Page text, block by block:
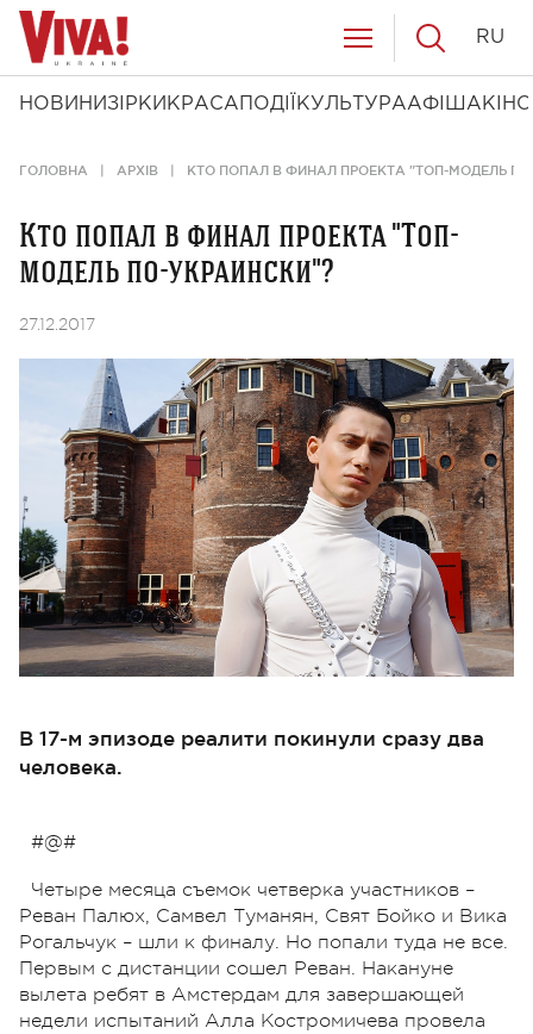
НОВИНИ ЗІРКИ КРАСА ПОДІЇ КУЛЬТУРААФІША КІНО
RU
ГОЛОВНА АРХІВ КТО ПОПАЛ В ФИНАЛ ПРОЕКТА "ТОП-МОДЕЛЬ
Кто попал в финал проекта "Топ-
модель по-украински"?
27.12.2017
В 17-м эпизоде реалити покинули сразу два
человека.
#@#
Четыре месяца съемок четверка участников –
Реван Палюх, Самвел Туманян, Свят Бойко и Вика
Рогальчук – шли к финалу. Но попали туда не все.
Первым с дистанции сошел Реван. Накануне
вылета ребят в Амстердам для завершающей
недели испытаний Алла Костромичева провела